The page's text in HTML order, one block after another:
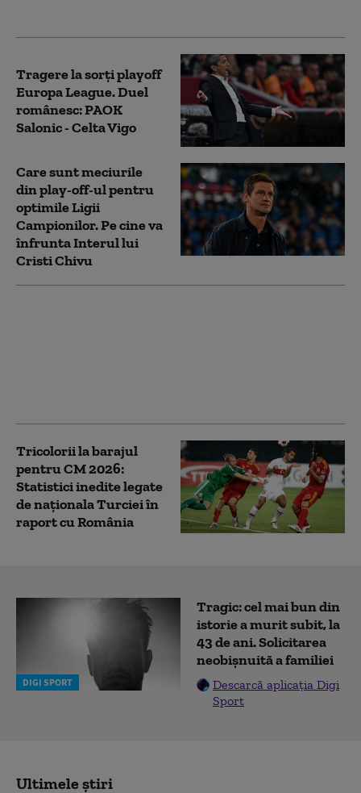
Tragere la sorți playoff
Europa League. Duel
românesc: PAOK
Salonic - Celta Vigo
Care sunt meciurile
din play-off-ul pentru
optimile Ligii
Campionilor. Pe cine va
înfrunta Interul lui
Cristi Chivu
Tricolorii la barajul
pentru CM 2026:
Statistici inedite legate
de naţionala Turciei în
raport cu România
DIGI SPORT
Tragic: cel mai bun din
istorie a murit subit, la
43 de ani. Solicitarea
neobișnuită a familiei
Descarcă aplicația Digi
Sport
Ultimele știri